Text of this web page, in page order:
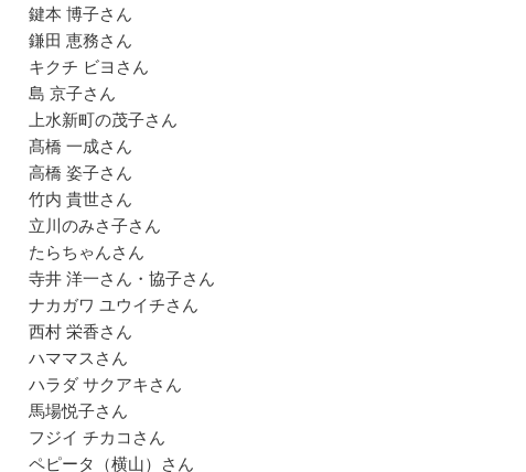
鍵本 博子さん
鎌田 恵務さん
キクチ ビヨさん
島 京子さん
上水新町の茂子さん
髙橋 一成さん
高橋 姿子さん
竹内 貴世さん
立川のみさ子さん
たらちゃんさん
寺井 洋一さん・協子さん
ナカガワ ユウイチさん
西村 栄香さん
ハママスさん
ハラダ サクアキさん
馬場悦子さん
フジイ チカコさん
ペピータ（横山）さん